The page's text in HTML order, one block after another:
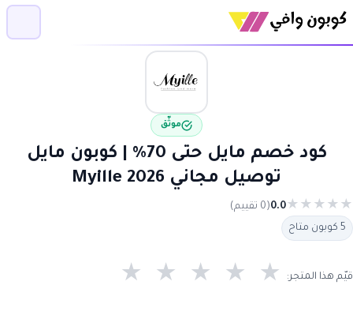
موثّق
كود خصم مايل حتى 70% | كوبون مايل
توصيل مجاني 2026 Myille
★
★
★
★
★
0.0(0 تقييم)
5 كوبون متاح
قيّم هذا المتجر: ★ ★ ★ ★ ★